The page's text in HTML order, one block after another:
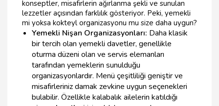
konseptler, misafirlerin ağırlanma şekli ve sunulan
lezzetler açısından farklılık gösteriyor. Peki, yemekli
mi yoksa kokteyl organizasyonu mu size daha uygun?
Yemekli Nişan Organizasyonları: Daha klasik
bir tercih olan yemekli davetler, genellikle
oturma düzeni olan ve servis elemanları
tarafından yemeklerin sunulduğu
organizasyonlardır. Menü çeşitliliği geniştir ve
misafirleriniz damak zevkine uygun seçenekleri
bulabilir. Özellikle kalabalık ailelerin katıldığı